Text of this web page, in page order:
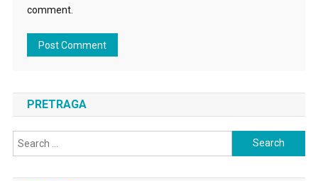
comment.
PRETRAGA
Search
for: